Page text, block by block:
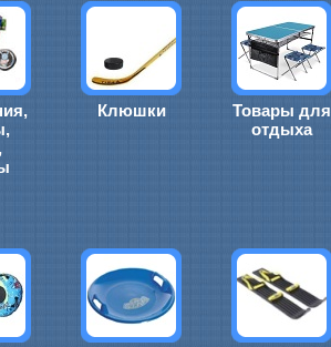
Клюшки
Товары для
отдыха